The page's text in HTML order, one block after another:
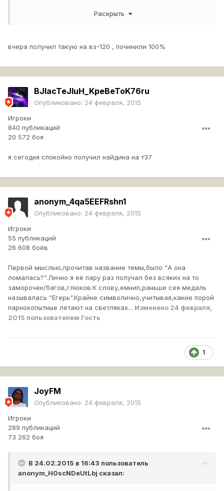
неё вроде не видел.
Раскрыть
вчера получил такую на вз-120 , починили 100%
BJIacTeJIuH_KpeBeToK76ru
Опубликовано: 24 февраля, 2015
Игроки
840 публикаций
20 572 боя
я сегодня спокойно получил найдина на т37
anonym_4qa5EEFRshn1
Опубликовано: 24 февраля, 2015
Игроки
55 публикаций
26 608 боёв
Первой мыслью,прочитав название темы,было "А она
ломалась?".Лично я её пару раз получал без всяких на то
заморочек/багов,глюков.К слову,емнип,раньше сея медаль
называлась "Егерь".Крайне символично,учитывая,какие порой
парнокопытные лётают на светляках... Изменено 24 февраля,
2015 пользователем Гость
1
JoyFM
Опубликовано: 24 февраля, 2015
Игроки
289 публикаций
73 262 боя
В 24.02.2015 в 16:43 пользователь
anonym_H0scNDeUtLbj сказал: